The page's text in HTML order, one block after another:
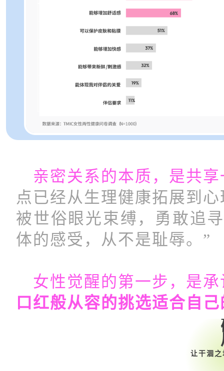
亲密关系的本质，是共
点已经从生理健康拓展到
被世俗眼光束缚，勇敢追
体的感受，从不是耻辱。”
女性觉醒的第一步，是承
口红般从容的挑选适合自
让干涸